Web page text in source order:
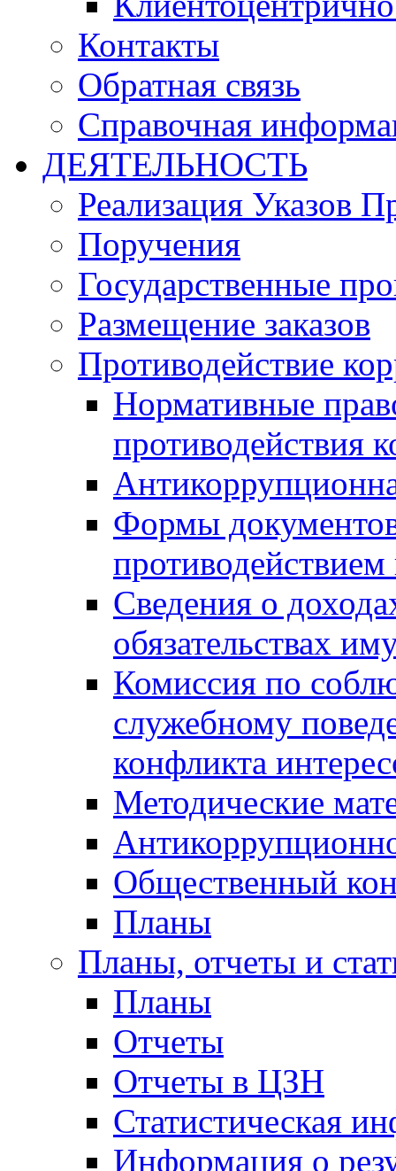
Контакты
Обратная связь
Справочная
ДЕЯТЕЛЬНОСТЬ
Реализация Указов
Поручения
Государственные
Размещение заказов
Противодействие
Нормативные
противодействия
Формы
Сведения о
обязательствах
Комиссия по
служебному
конфликта
Методические
Общественный
Планы
Планы, отчеты и
Планы
Отчеты
Отчеты в ЦЗН
Статистическая
Информация о